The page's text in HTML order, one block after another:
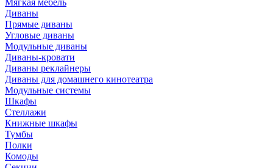
Мягкая мебель
Диваны
Прямые диваны
Угловые диваны
Модульные диваны
Диваны-кровати
Диваны реклайнеры
Диваны для домашнего кинотеатра
Модульные системы
Шкафы
Стеллажи
Книжные шкафы
Тумбы
Полки
Комоды